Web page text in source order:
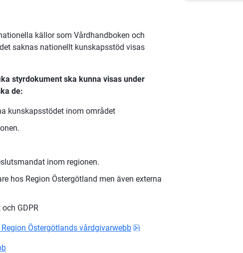
källor som Vårdhandboken och
saknas nationellt kunskapsstöd visas
styrdokument ska kunna visas under
de:
kunskapsstödet inom området
inom regionen.
hos Region Östergötland men även externa
GDPR
Östergötlands vårdgivarwebb